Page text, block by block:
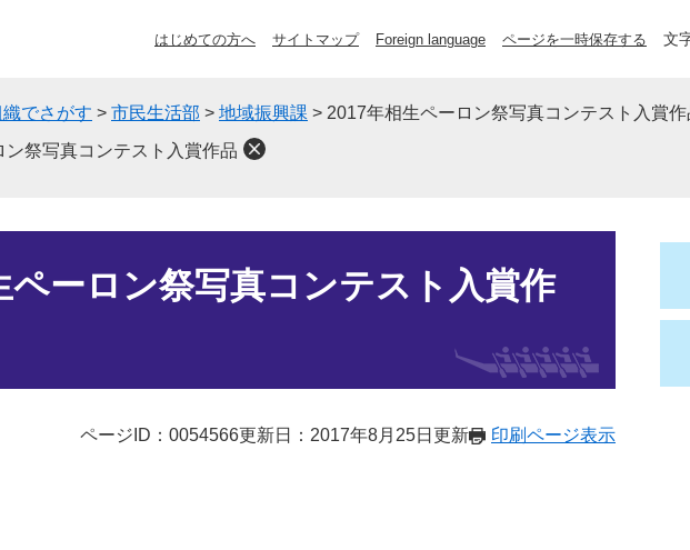
はじめての方へ サイトマップ Foreign language ページを一時保存する 文
織でさがす > 市民生活部 > 地域振興課 > 2017年相生ペーロン祭写真コンテスト入賞作
祭写真コンテスト入賞作品
ペーロン祭写真コンテスト入賞作
ページID：0054566更新日：2017年8月25日更新 印刷ページ表示